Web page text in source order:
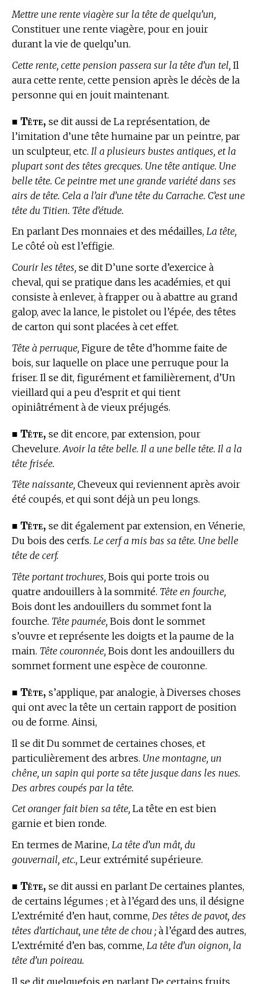
Mettre une rente viagère sur la tête de quelqu’un,
Constituer une rente viagère, pour en jouir
durant la vie de quelqu’un.
Cette rente, cette pension passera sur la tête d’un tel, Il
aura cette rente, cette pension après le décès de la
personne qui en jouit maintenant.
■ Tête, se dit aussi de La représentation, de
l’imitation d’une tête humaine par un peintre, par
un sculpteur, etc. Il a plusieurs bustes antiques, et la
plupart sont des têtes grecques. Une tête antique. Une
belle tête. Ce peintre met une grande variété dans ses
airs de tête. Cela a l’air d’une tête du Carrache. C’est une
tête du Titien. Tête d’étude.
En parlant Des monnaies et des médailles, La tête,
Le côté où est l’effigie.
Courir les têtes, se dit D’une sorte d’exercice à
cheval, qui se pratique dans les académies, et qui
consiste à enlever, à frapper ou à abattre au grand
galop, avec la lance, le pistolet ou l’épée, des têtes
de carton qui sont placées à cet effet.
Tête à perruque, Figure de tête d’homme faite de
bois, sur laquelle on place une perruque pour la
friser. Il se dit, figurément et familièrement, d’Un
vieillard qui a peu d’esprit et qui tient
opiniâtrément à de vieux préjugés.
■ Tête, se dit encore, par extension, pour
Chevelure. Avoir la tête belle. Il a une belle tête. Il a la
tête frisée.
Tête naissante, Cheveux qui reviennent après avoir
été coupés, et qui sont déjà un peu longs.
■ Tête, se dit également par extension, en Vénerie,
Du bois des cerfs. Le cerf a mis bas sa tête. Une belle
tête de cerf.
Tête portant trochures, Bois qui porte trois ou
quatre andouillers à la sommité. Tête en fourche,
Bois dont les andouillers du sommet font la
fourche. Tête paumée, Bois dont le sommet
s’ouvre et représente les doigts et la paume de la
main. Tête couronnée, Bois dont les andouillers du
sommet forment une espèce de couronne.
■ Tête, s’applique, par analogie, à Diverses choses
qui ont avec la tête un certain rapport de position
ou de forme. Ainsi,
Il se dit Du sommet de certaines choses, et
particulièrement des arbres. Une montagne, un
chêne, un sapin qui porte sa tête jusque dans les nues.
Des arbres coupés par la tête.
Cet oranger fait bien sa tête, La tête en est bien
garnie et bien ronde.
En termes de Marine, La tête d’un mât, du
gouvernail, etc., Leur extrémité supérieure.
■ Tête, se dit aussi en parlant De certaines plantes,
de certains légumes ; et à l’égard des uns, il désigne
L’extrémité d’en haut, comme, Des têtes de pavot, des
têtes d’artichaut, une tête de chou ; à l’égard des autres,
L’extrémité d’en bas, comme, La tête d’un oignon, la
tête d’un poireau.
Il se dit quelquefois en parlant De certains fruits,